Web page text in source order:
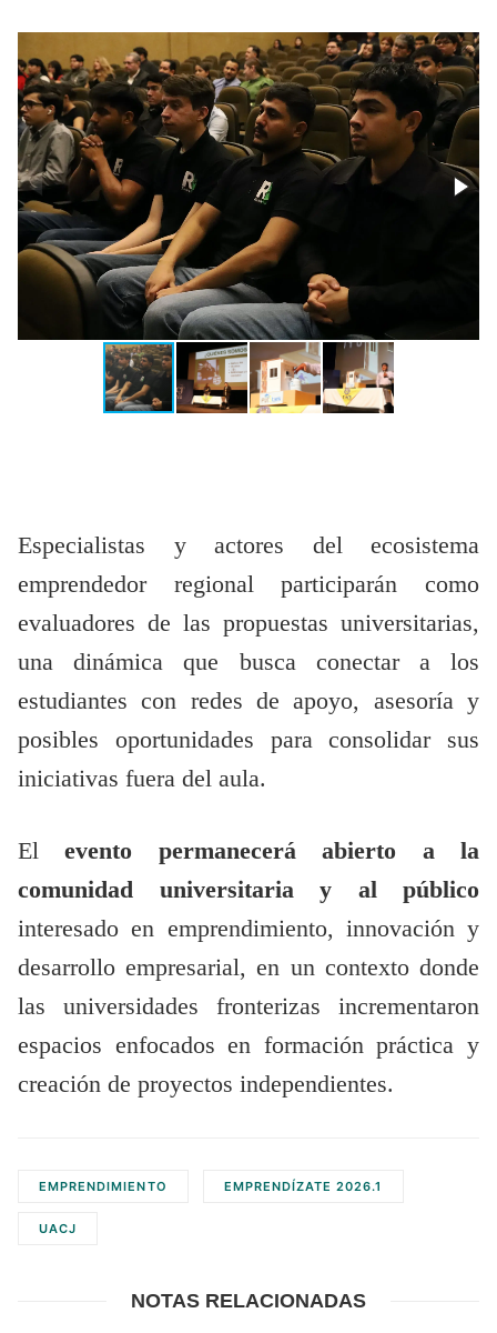
Especialistas y actores del ecosistema
emprendedor regional participarán como
evaluadores de las propuestas universitarias,
una dinámica que busca conectar a los
estudiantes con redes de apoyo, asesoría y
posibles oportunidades para consolidar sus
iniciativas fuera del aula.
Elevento permanecerá abierto a la
comunidad universitaria y al público
interesado en emprendimiento, innovación y
desarrollo empresarial, en un contexto donde
las universidades fronterizas incrementaron
espacios enfocados en formación práctica y
creación de proyectos independientes.
EMPRENDIMIENTO EMPRENDÍZATE 2026.1
UACJ
NOTAS RELACIONADAS